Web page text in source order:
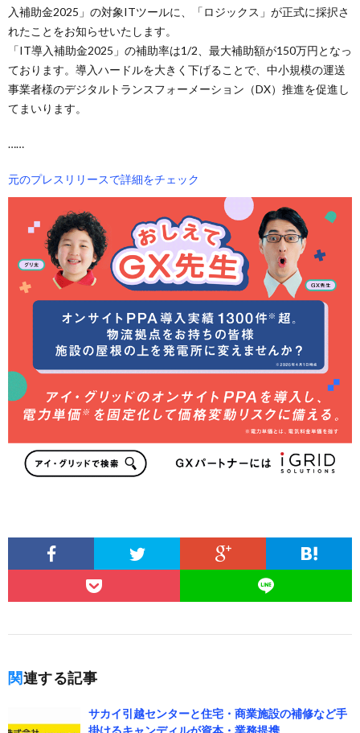
入補助金2025」の対象ITツールに、「ロジックス」が正式に採択さ
れたことをお知らせいたします。
「IT導入補助金2025」の補助率は1/2、最大補助額が150万円となっ
ております。導入ハードルを大きく下げることで、中小規模の運送
事業者様のデジタルトランスフォーメーション（DX）推進を促進し
てまいります。
……
元のプレスリリースで詳細をチェック
関連する記事
サカイ引越センターと住宅・商業施設の補修など手